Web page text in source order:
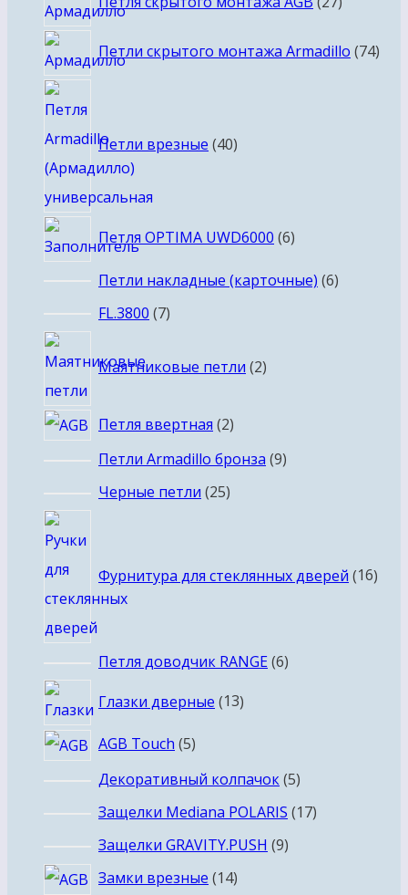
Петли скрытого монтажа Armadillo 7474
Петли врезные 40
Петля OPTIMA UWD6000 66
Петли накладные (карточные) 66
FL.3800 77
Маятниковые петли 2товара
Петля ввертная 22
товара
Петли Armadillo бронза 99
Черные петли 2525
Фурнитура для стеклянных дверей 16
Петля доводчик RANGE 66
Глазки дверные 1313
AGB Touch 55
товаров
Декоративный колпачок 55
товаров
Защелки Mediana POLARIS 1717
Защелки GRAVITY.PUSH 99
Замки врезные 1414